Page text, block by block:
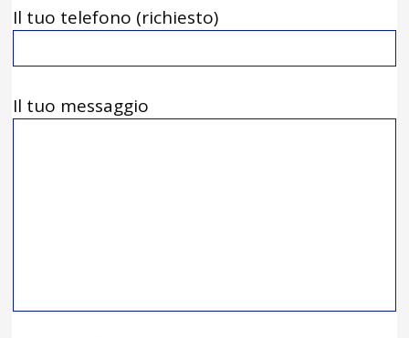
Il tuo telefono (richiesto)
Il tuo messaggio